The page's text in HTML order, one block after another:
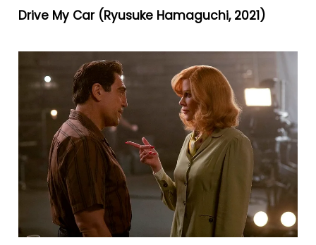
Drive My Car (Ryusuke Hamaguchi, 2021)